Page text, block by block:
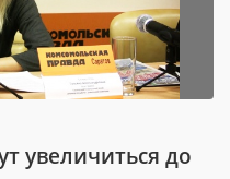
увеличиться до